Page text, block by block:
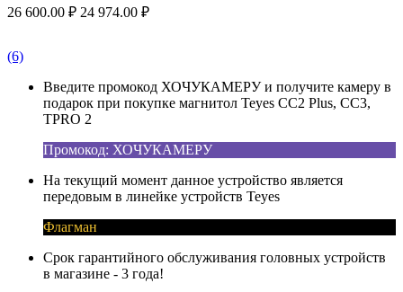
26 600.00 ₽ 24 974.00 ₽
(6)
Введите промокод ХОЧУКАМЕРУ и получите камеру в
подарок при покупке магнитол Teyes CC2 Plus, CC3,
TPRO 2
Промокод: ХОЧУКАМЕРУ
На текущий момент данное устройство является
передовым в линейке устройств Teyes
Флагман
Срок гарантийного обслуживания головных устройств
в магазине - 3 года!